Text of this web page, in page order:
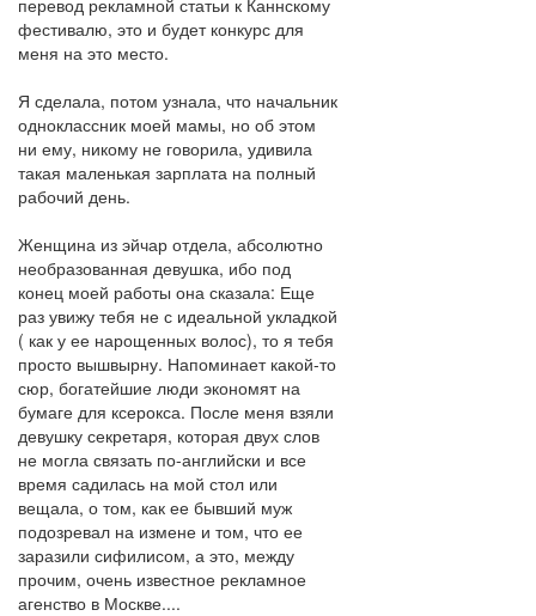
перевод рекламной статьи к Каннскому
фестивалю, это и будет конкурс для
меня на это место.
Я сделала, потом узнала, что начальник
одноклассник моей мамы, но об этом
ни ему, никому не говорила, удивила
такая маленькая зарплата на полный
рабочий день.
Женщина из эйчар отдела, абсолютно
необразованная девушка, ибо под
конец моей работы она сказала: Еще
раз увижу тебя не с идеальной укладкой
( как у ее нарощенных волос), то я тебя
просто вышвырну. Напоминает какой-то
сюр, богатейшие люди экономят на
бумаге для ксерокса. После меня взяли
девушку секретаря, которая двух слов
не могла связать по-английски и все
время садилась на мой стол или
вещала, о том, как ее бывший муж
подозревал на измене и том, что ее
заразили сифилисом, а это, между
прочим, очень известное рекламное
агенство в Москве....